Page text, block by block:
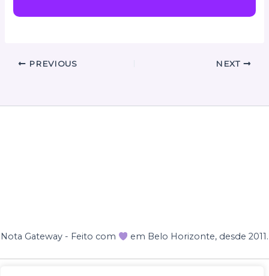
PREVIOUS NEXT
Nota Gateway - Feito com em Belo Horizonte, desde 2011.